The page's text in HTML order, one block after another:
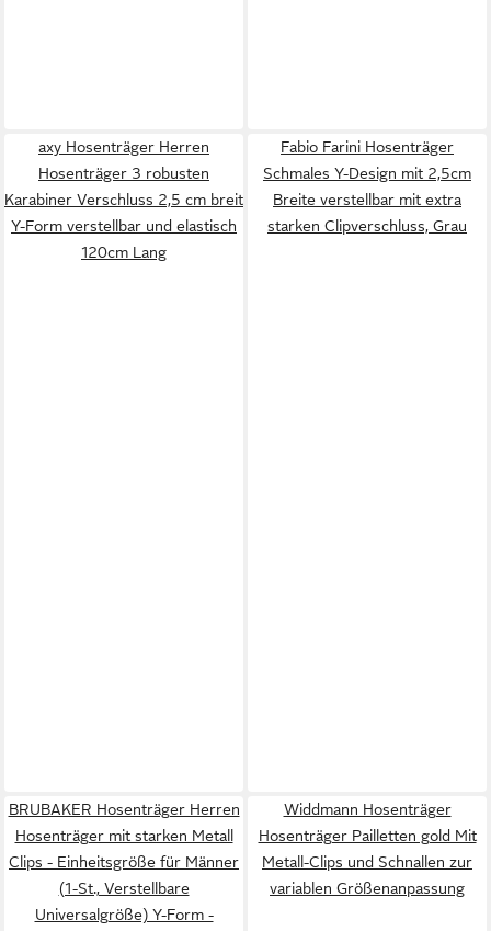
axy Hosenträger Herren
Hosenträger 3 robusten
Karabiner Verschluss 2,5 cm breit
Y-Form verstellbar und elastisch
120cm Lang
Fabio Farini Hosenträger
Schmales Y-Design mit 2,5cm
Breite verstellbar mit extra
starken Clipverschluss, Grau
BRUBAKER Hosenträger Herren
Hosenträger mit starken Metall
Clips - Einheitsgröße für Männer
(1-St., Verstellbare
Universalgröße) Y-Form -
Widdmann Hosenträger
Hosenträger Pailletten gold Mit
Metall-Clips und Schnallen zur
variablen Größenanpassung